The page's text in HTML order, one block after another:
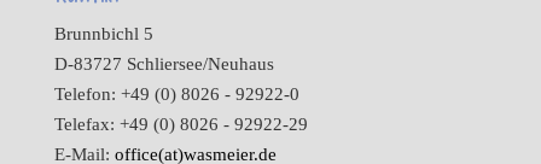
Brunnbichl 5
D-83727 Schliersee/Neuhaus
Telefon: +49 (0) 8026 - 92922-0
Telefax: +49 (0) 8026 - 92922-29
E-Mail: office(at)wasmeier.de